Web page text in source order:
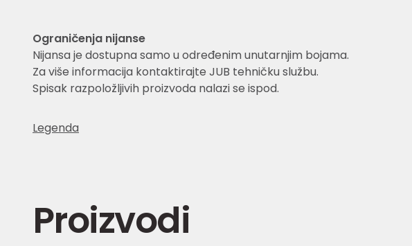
Ograničenja nijanse
Nijansa je dostupna samo u određenim unutarnjim bojama.
Za više informacija kontaktirajte JUB tehničku službu.
Spisak razpoložljivih proizvoda nalazi se ispod.
Legenda
Proizvodi